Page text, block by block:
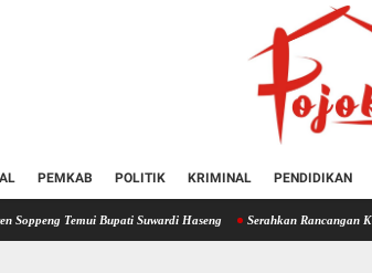
PEMKAB POLITIK KRIMINAL PENDIDIKAN
Suwardi Haseng Serahkan Rancangan KUA-PPAS 2027,